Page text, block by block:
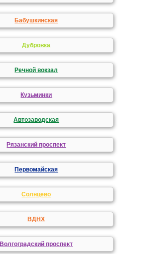
Бабушкинская
Дубровка
Речной вокзал
Кузьминки
Автозаводская
Рязанский проспект
Первомайская
Солнцево
ВДНХ
Волгоградский проспект